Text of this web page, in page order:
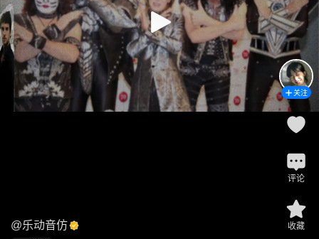
@乐动音仿
关注
评论
收藏